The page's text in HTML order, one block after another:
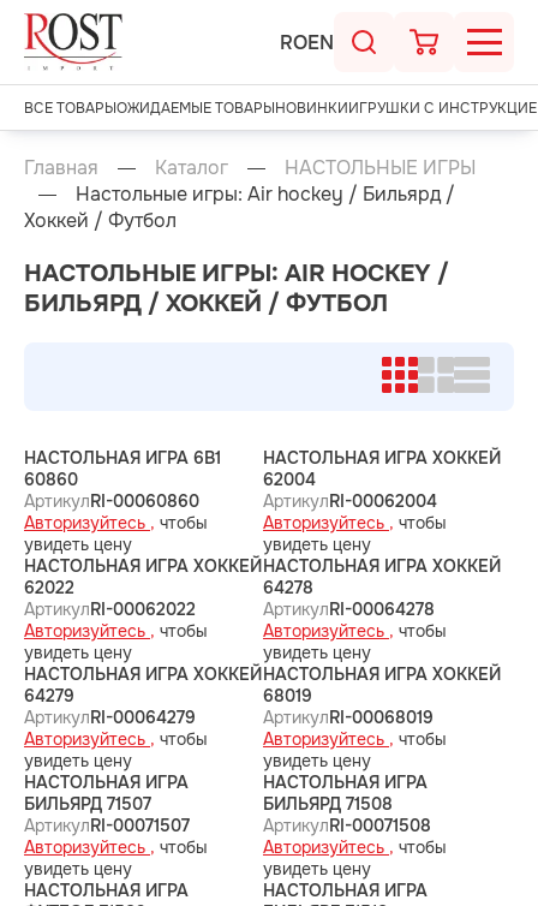
ROEN
ВСЕ ТОВАРЫОЖИДАЕМЫЕ ТОВАРЫНОВИНКИИГРУШКИ С
Главная Каталог
НАСТОЛЬНЫЕ ИГРЫ
Настольные игры: Air hockey / Бильярд /
Хоккей / Футбол
НАСТОЛЬНЫЕ ИГРЫ: AIR HOCKEY /
БИЛЬЯРД / ХОККЕЙ / ФУТБОЛ
НАСТОЛЬНАЯ ИГРА 6В1
60860
АртикулRI-00060860
Авторизуйтесь , чтобы
увидеть цену
НАСТОЛЬНАЯ ИГРА ХОККЕЙ
62004
АртикулRI-00062004
Авторизуйтесь , чтобы
увидеть цену
НАСТОЛЬНАЯ ИГРА ХОККЕЙ
62022
АртикулRI-00062022
Авторизуйтесь , чтобы
увидеть цену
НАСТОЛЬНАЯ ИГРА ХОККЕЙ
64278
АртикулRI-00064278
Авторизуйтесь , чтобы
увидеть цену
НАСТОЛЬНАЯ ИГРА ХОККЕЙ
64279
АртикулRI-00064279
Авторизуйтесь , чтобы
увидеть цену
НАСТОЛЬНАЯ ИГРА ХОККЕЙ
68019
АртикулRI-00068019
Авторизуйтесь , чтобы
увидеть цену
НАСТОЛЬНАЯ ИГРА
БИЛЬЯРД 71507
АртикулRI-00071507
Авторизуйтесь , чтобы
увидеть цену
НАСТОЛЬНАЯ ИГРА
БИЛЬЯРД 71508
АртикулRI-00071508
Авторизуйтесь , чтобы
увидеть цену
НАСТОЛЬНАЯ ИГРА
НАСТОЛЬНАЯ ИГРА